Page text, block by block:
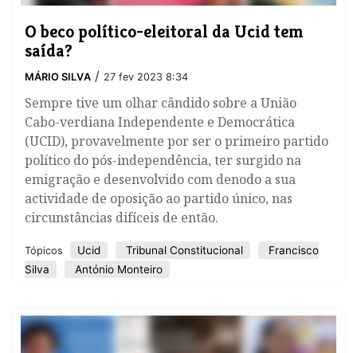
O beco político-eleitoral da Ucid tem
saída?
MÁRIO SILVA / 27 fev 2023 8:34
Sempre tive um olhar cândido sobre a União
Cabo-verdiana Independente e Democrática
(UCID), provavelmente por ser o primeiro partido
político do pós-independência, ter surgido na
emigração e desenvolvido com denodo a sua
actividade de oposição ao partido único, nas
circunstâncias difíceis de então.
Tópicos Ucid Tribunal Constitucional
Francisco
Silva
António Monteiro